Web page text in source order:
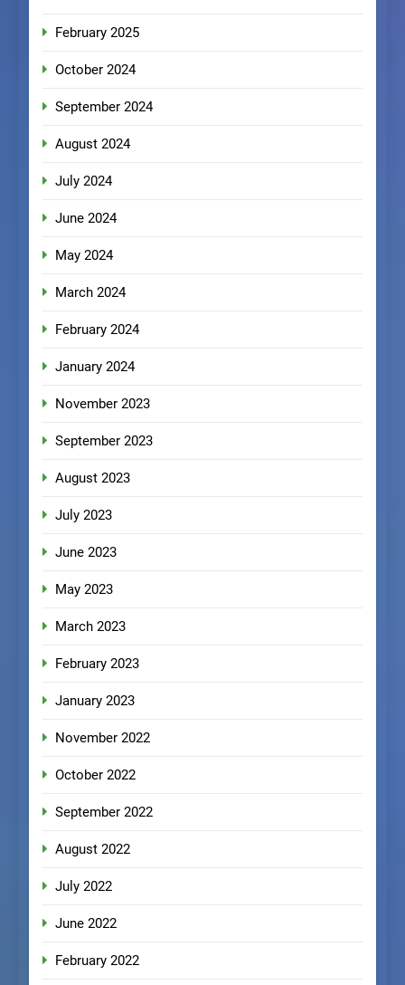
February 2025
October 2024
September 2024
August 2024
July 2024
June 2024
May 2024
March 2024
February 2024
January 2024
November 2023
September 2023
August 2023
July 2023
June 2023
May 2023
March 2023
February 2023
January 2023
November 2022
October 2022
September 2022
August 2022
July 2022
June 2022
February 2022